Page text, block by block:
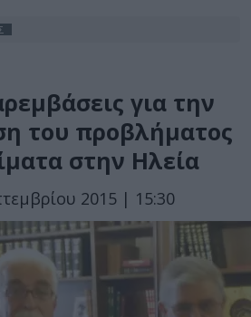
για την
του προβλήματος
στην Ηλεία
2015 | 15:30